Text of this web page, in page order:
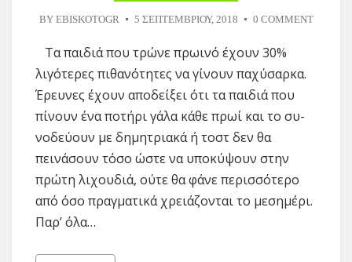
BY EBISKOTOGR 5 ΣΕΠΤΕΜΒΡΊΟΥ, 2018 0 COMMENT
Τα παιδιά που τρώνε πρωινό έχουν 30%
λιγότερες πιθανότητες να γίνουν παχύσαρκα.
Έρευνες έχουν αποδείξει ότι τα παιδιά που
πίνουν ένα ποτήρι γάλα κάθε πρωί και το συ­
νοδεύουν με δημητριακά ή τοστ δεν θα
πεινάσουν τόσο ώστε να υποκύψουν στην
πρώτη λιχουδιά, ούτε θα φάνε περισσότερο
από όσο πραγματικά χρειάζονται το μεσημέ­ρι.
Παρ’ όλα…